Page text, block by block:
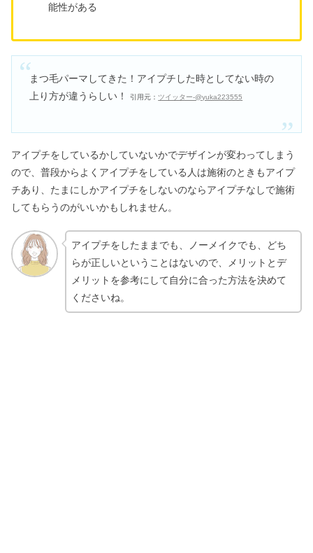
能性がある
まつ毛パーマしてきた！アイプチした時としてない時の
上り方が違うらしい！
引用元： ツイッター-@yuka223555
アイプチをしているかしていないかでデザインが変わってしまう
ので、普段からよくアイプチをしている人は施術のときもアイプ
チあり、たまにしかアイプチをしないのならアイプチなしで施術
してもらうのがいいかもしれません。
アイプチをしたままでも、ノーメイクでも、どち
らが正しいということはないので、メリットとデ
メリットを参考にして自分に合った方法を決めて
くださいね。